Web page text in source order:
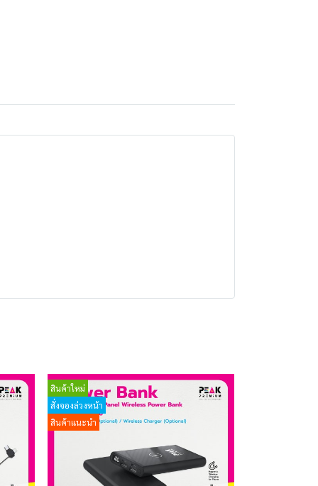
สินค้าใหม่
สั่งจองล่วงหน้า
สินค้าแนะนำ